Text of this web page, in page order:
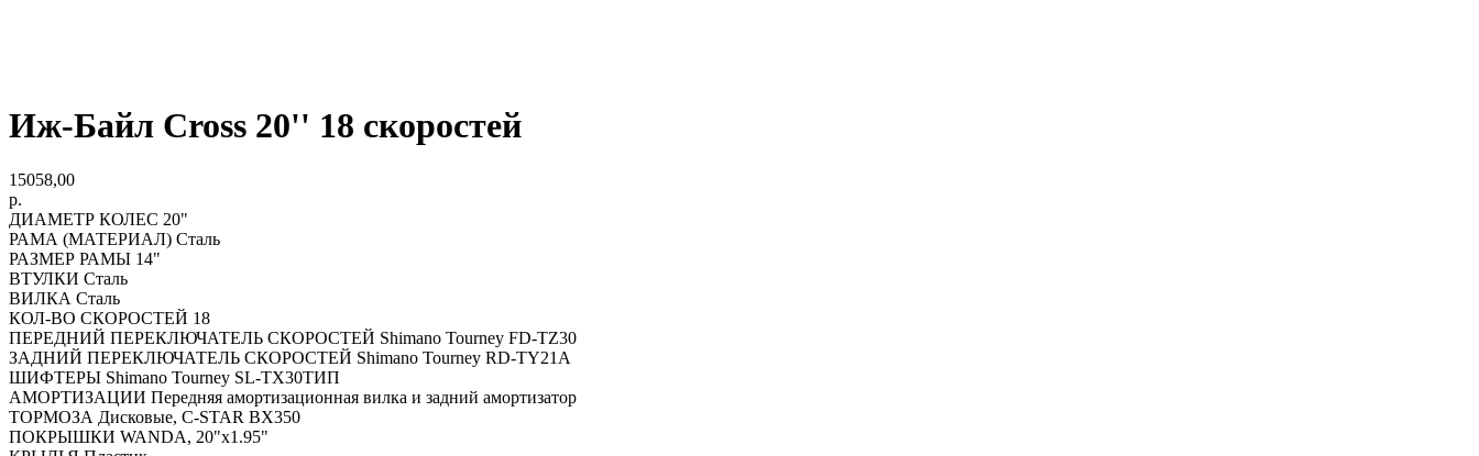
Иж-Байл Cross 20'' 18 скоростей
15058,00
р.
ДИАМЕТР КОЛЕС 20"
РАМА (МАТЕРИАЛ) Сталь
РАЗМЕР РАМЫ 14"
ВТУЛКИ Сталь
ВИЛКА Сталь
КОЛ-ВО СКОРОСТЕЙ 18
ПЕРЕДНИЙ ПЕРЕКЛЮЧАТЕЛЬ СКОРОСТЕЙ Shimano Tourney FD-TZ30
ЗАДНИЙ ПЕРЕКЛЮЧАТЕЛЬ СКОРОСТЕЙ Shimano Tourney RD-TY21A
ШИФТЕРЫ Shimano Tourney SL-TX30ТИП
АМОРТИЗАЦИИ Передняя амортизационная вилка и задний амортизатор
ТОРМОЗА Дисковые, C-STAR BX350
ПОКРЫШКИ WANDA, 20"x1.95"